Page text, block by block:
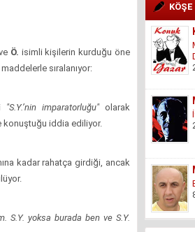
Ö. isimli kişilerin kurduğu öne
sıralanıyor:
"S.Y.’nin imparatorluğu"olarak
iddia ediliyor.
kadar rahatça girdiği, ancak
S.Y. yoksa burada ben ve S.Y.